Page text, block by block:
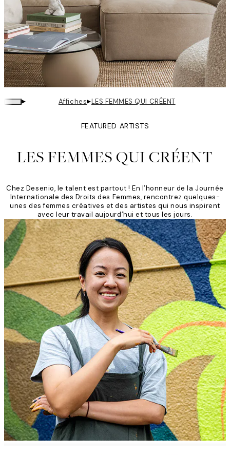
▸ Affiches▸LES FEMMES QUI CRÉENT
FEATURED ARTISTS
LES FEMMES QUI CRÉENT
Chez Desenio, le talent est partout ! En l’honneur de la Journée
Internationale des Droits des Femmes, rencontrez quelques-
unes des femmes créatives et des artistes qui nous inspirent
avec leur travail aujourd’hui et tous les jours.